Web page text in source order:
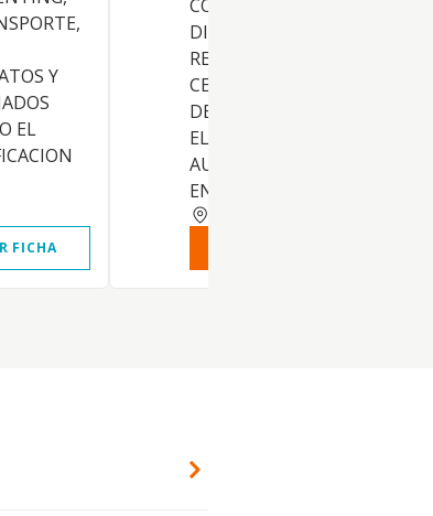
Y
EL
FICHA
COMERCIALIZACION,
DISTRIBUCION,
REPRESENTACION,
CERTIFICACION E
DE EQUIPOS TERMICOS Y/ O
ELECTRICOS, SERVICIOS DE
AUDITORIA Y CONSULTORIA
ENERGIA, ETC